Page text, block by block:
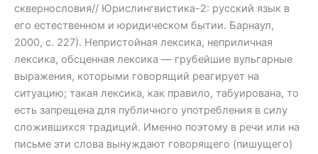
сквернословия// Юрислингвистика-2: русский язык в
его естественном и юридическом бытии. Барнаул,
2000, с. 227). Непристойная лексика, неприличная
лексика, обсценная лексика — грубейшие вульгарные
выражения, которыми говорящий реагирует на
ситуацию; такая лексика, как правило, табуирована, то
есть запрещена для публичного употребления в силу
сложившихся традиций. Именно поэтому в речи или на
письме эти слова вынуждают говорящего (пишущего)